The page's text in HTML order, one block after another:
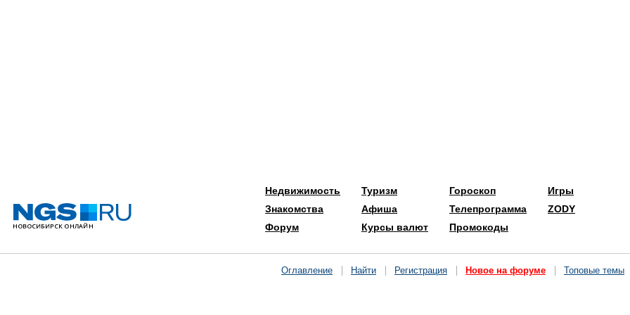
Недвижимость
Знакомства
Форум
Туризм
Афиша
Курсы валют
Гороскоп
Телепрограмма
Промокоды
Игры
ZODY
Оглавление Найти Регистрация Новое на форуме Топовые темы